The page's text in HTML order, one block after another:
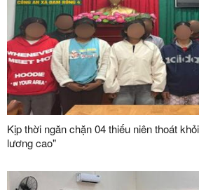
Kịp thời ngăn chặn 04 thiếu niên thoát
lương cao"